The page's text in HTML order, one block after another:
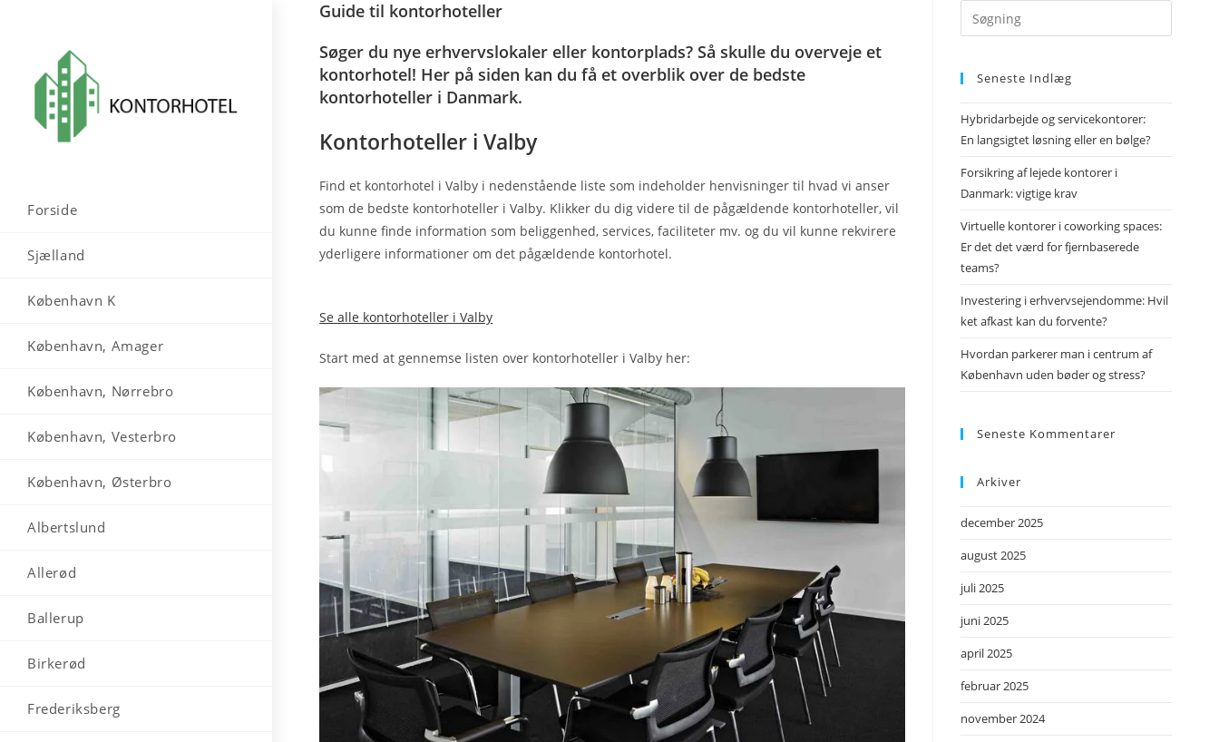
Forside
Sjælland
København K
København, Amager
København, Nørrebro
København, Vesterbro
København, Østerbro
Albertslund
Allerød
Ballerup
Birkerød
Frederiksberg
Seneste Indlæg
Hybridarbejde og servicekontorer:
En langsigtet løsning eller en bølge?
Forsikring af lejede kontorer i
Danmark: vigtige krav
Virtuelle kontorer i coworking spaces:
Er det det værd for fjernbaserede
teams?
Investering i erhvervsejendomme: Hvil
ket afkast kan du forvente?
Hvordan parkerer man i centrum af
København uden bøder og stress?
Seneste Kommentarer
Arkiver
december 2025
august 2025
juli 2025
juni 2025
april 2025
februar 2025
november 2024
Guide til kontorhoteller
Søger du nye erhvervslokaler eller kontorplads? Så skulle du overveje et
kontorhotel! Her på siden kan du få et overblik over de bedste
kontorhoteller i Danmark.
Kontorhoteller i Valby
Find et kontorhotel i Valby i nedenstående liste som indeholder henvisninger til hvad vi anser
som de bedste kontorhoteller i Valby. Klikker du dig videre til de pågældende kontorhoteller, vil
du kunne finde information som beliggenhed, services, faciliteter mv. og du vil kunne rekvirere
yderligere informationer om det pågældende kontorhotel.
Se alle kontorhoteller i Valby
Start med at gennemse listen over kontorhoteller i Valby her: